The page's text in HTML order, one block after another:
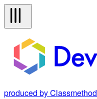
produced by Classmethod